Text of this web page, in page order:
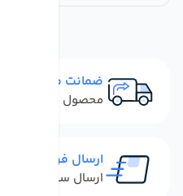
ضمانت مرجوعی
محصول نباید آسیب
ارسال فوری
ارسال سفارش در